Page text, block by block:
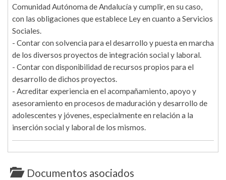
Comunidad Autónoma de Andalucía y cumplir, en su caso,
con las obligaciones que establece Ley en cuanto a Servicios
Sociales.
- Contar con solvencia para el desarrollo y puesta en marcha
de los diversos proyectos de integración social y laboral.
- Contar con disponibilidad de recursos propios para el
desarrollo de dichos proyectos.
- Acreditar experiencia en el acompañamiento, apoyo y
asesoramiento en procesos de maduración y desarrollo de
adolescentes y jóvenes, especialmente en relación a la
inserción social y laboral de los mismos.
Documentos asociados